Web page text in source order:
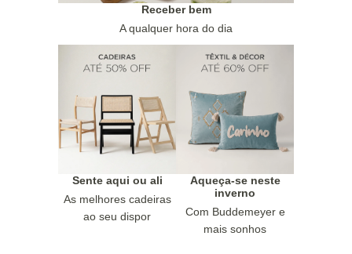
Receber bem
A qualquer hora do dia
Sente aqui ou ali
As melhores cadeiras
ao seu dispor
Aqueça-se neste
inverno
Com Buddemeyer e
mais sonhos